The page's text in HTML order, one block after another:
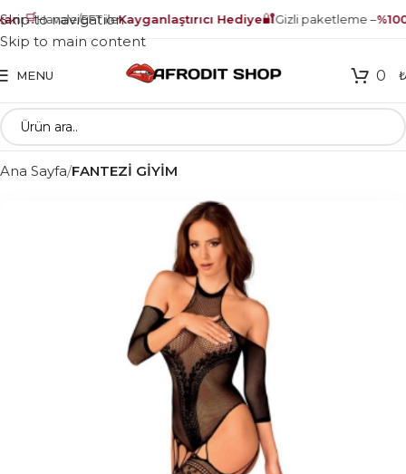
🛒Havale/EFT ileKayganlaştırıcı Hediye🔐Gizli paketleme –
Skip to navigation
Skip to main content
MENU 0 ₺
Ana Sayfa FANTEZİ GİYİM